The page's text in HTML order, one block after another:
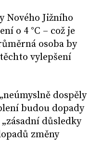
Nového Jižního
o 4 °C – což je
osoba by
vylepšení
dospěly
budou dopady
důsledky
změny